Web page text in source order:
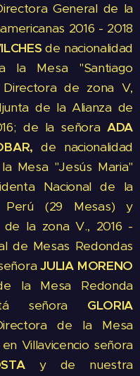
General de la
2016 - 2018
de nacionalidad
la Mesa "Santiago
de zona V,
de la Alianza de
de la señora ADA
de nacionalidad
Mesa "Jesús Maria"
Nacional de la
Perú (29 Mesas) y
la zona V., 2016 -
de Mesas Redondas
JULIA MORENO
la Mesa Redonda
señora GLORIA
de la Mesa
Villavicencio señora
y de nuestra